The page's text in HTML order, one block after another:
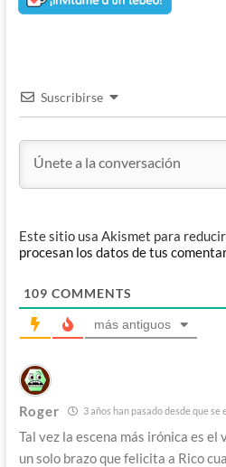
Suscribirse
Este sitio usa Akismet para
procesan los datos de tus
109 COMMENTS
más antiguos
Roger 3 años han pasado desde que se
Tal vez la escena más irónica es
un solo brazo que felicita a Rico